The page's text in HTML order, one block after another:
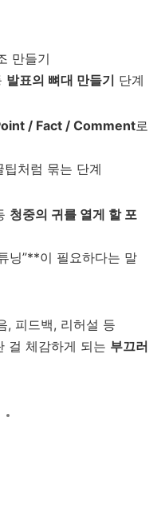
만들기
발표의 뼈대 만들기 단계
/ Fact / Comment로
처럼 묶는 단계
청중의 귀를 열게 할 포
닝”**이 필요하다는 말
, 피드백, 리허설 등
걸 체감하게 되는 부끄러